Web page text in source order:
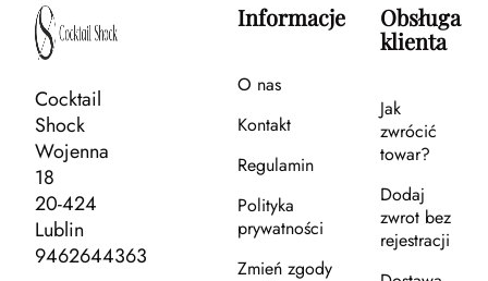
Cocktail
Shock
Wojenna
18
20-424
Lublin
9462644363
Informacje
O nas
Kontakt
Regulamin
Polityka
prywatności
Zmień zgody
Obsługa
klienta
Jak
zwrócić
towar?
Dodaj
zwrot bez
rejestracji